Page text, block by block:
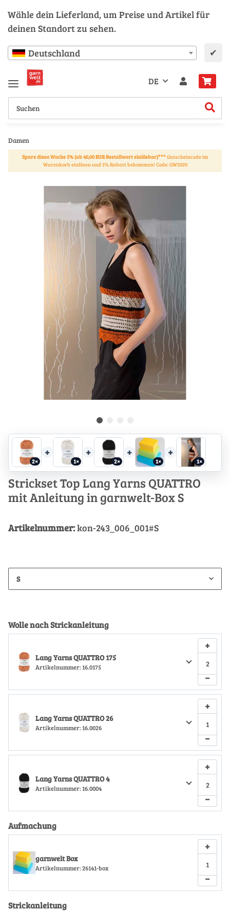
Wähle dein Lieferland, um Preise und Artikel für
deinen Standort zu sehen.
Deutschland ✔
DE
Damen
Spare diese Woche 5% (ab 40,00 EUR Bestellwert einlösbar)***Gutscheincode im
Warenkorb einlösen und 5% Rabatt bekommen! Code: GW2020
2×
+
1×
+
2×
+
1×
+
1×
Strickset Top Lang Yarns QUATTRO
mit Anleitung in garnwelt-Box S
Artikelnummer:kon-243_006_001#S
S
Wolle nach Strickanleitung
Lang Yarns QUATTRO 175
Artikelnummer: 16.0175
−
+
Lang Yarns QUATTRO 26
Artikelnummer: 16.0026
−
+
Lang Yarns QUATTRO 4
Artikelnummer: 16.0004
−
+
Aufmachung
garnwelt Box
Artikelnummer: 26141-box
−
+
Strickanleitung